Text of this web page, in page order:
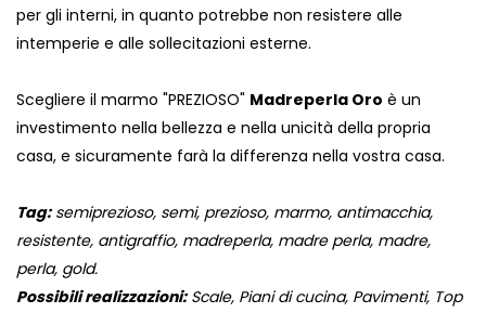
per gli interni, in quanto potrebbe non resistere alle
intemperie e alle sollecitazioni esterne.
Scegliere il marmo "PREZIOSO" Madreperla Oro è un
investimento nella bellezza e nella unicità della propria
casa, e sicuramente farà la differenza nella vostra casa.
Tag:semiprezioso, semi, prezioso, marmo, antimacchia,
resistente, antigraffio, madreperla, madre perla, madre,
perla, gold.
Possibili realizzazioni:Scale, Piani di cucina, Pavimenti, Top